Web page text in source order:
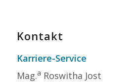
Kontakt
Karriere-Service
Mag.a Roswitha Jost